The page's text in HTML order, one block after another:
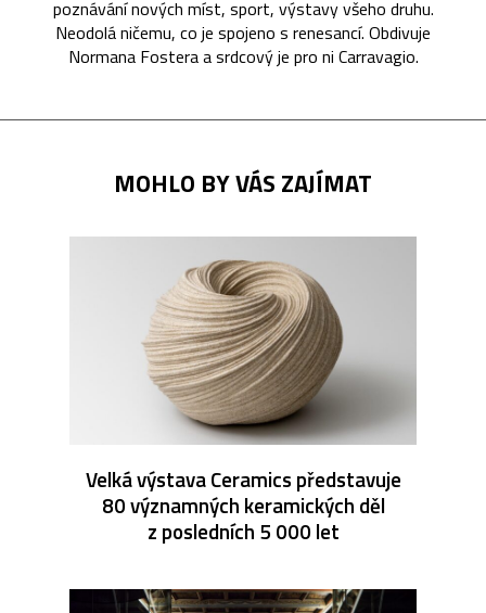
poznávání nových míst, sport, výstavy všeho druhu.
Neodolá ničemu, co je spojeno s renesancí. Obdivuje
Normana Fostera a srdcový je pro ni Carravagio.
MOHLO BY VÁS ZAJÍMAT
Velká výstava Ceramics představuje
80 významných keramických děl
z posledních 5 000 let